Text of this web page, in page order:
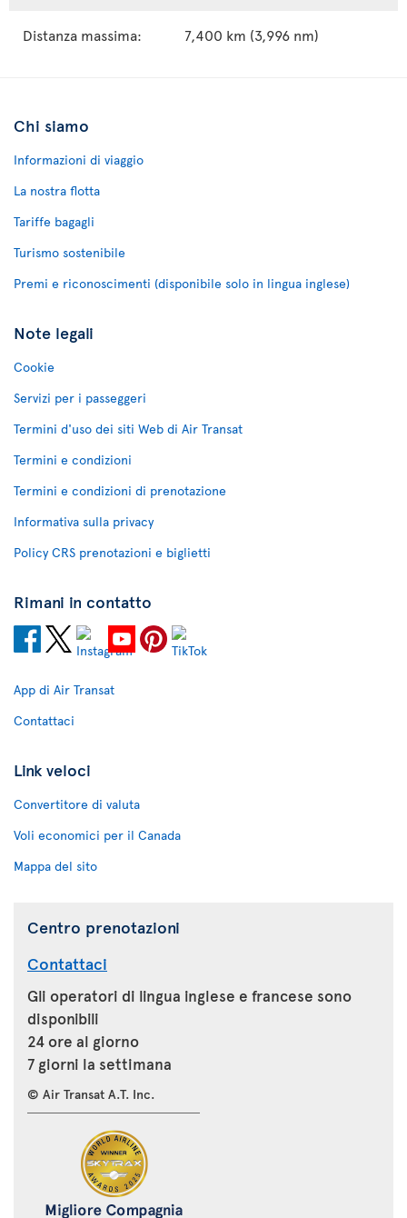
Distanza massima: 7,400 km (3,996 nm)
Chi siamo
Informazioni di viaggio
La nostra flotta
Tariffe bagagli
Turismo sostenibile
Premi e riconoscimenti (disponibile solo in lingua inglese)
Note legali
Cookie
Servizi per i passeggeri
Termini d'uso dei siti Web di Air Transat
Termini e condizioni
Termini e condizioni di prenotazione
Informativa sulla privacy
Policy CRS prenotazioni e biglietti
Rimani in contatto
App di Air Transat
Contattaci
Link veloci
Convertitore di valuta
Voli economici per il Canada
Mappa del sito
Centro prenotazioni
Contattaci
Gli operatori di lingua inglese e francese sono
disponibili
24 ore al giorno
7 giorni la settimana
© Air Transat A.T. Inc.